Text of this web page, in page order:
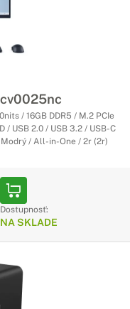
/ 16GB DDR5 / M.2 PCIe
/ USB 2.0 / USB 3.2 / USB-C
Modrý / All-in-One / 2r (2r)
Dostupnosť:
NA SKLADE